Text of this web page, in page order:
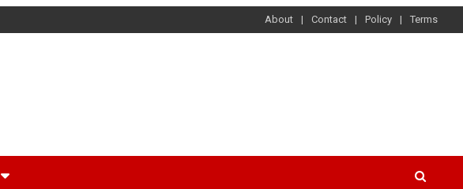
About Contact Policy Terms